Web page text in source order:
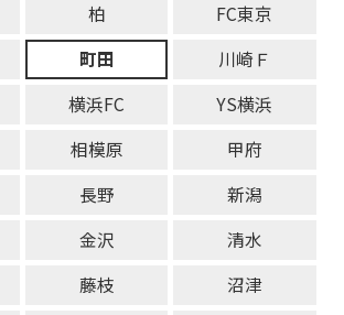
柏
FC東京
町田
川崎Ｆ
横浜FC
YS横浜
相模原
甲府
長野
新潟
金沢
清水
藤枝
沼津